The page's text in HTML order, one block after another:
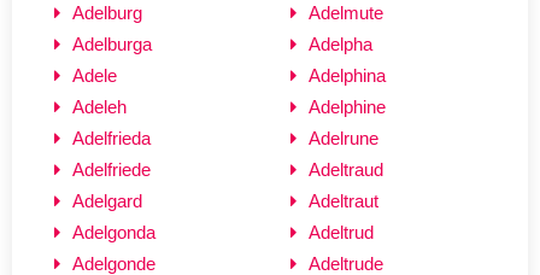
Adelburg
Adelburga
Adele
Adeleh
Adelfrieda
Adelfriede
Adelgard
Adelgonda
Adelgonde
Adelmute
Adelpha
Adelphina
Adelphine
Adelrune
Adeltraud
Adeltraut
Adeltrud
Adeltrude